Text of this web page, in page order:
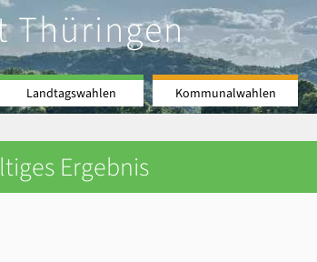
Thüringen
Landtagswahlen Kommunalwahlen
Ergebnis